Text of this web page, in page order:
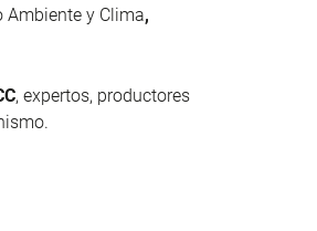
Ambiente y Clima,
, expertos, productores